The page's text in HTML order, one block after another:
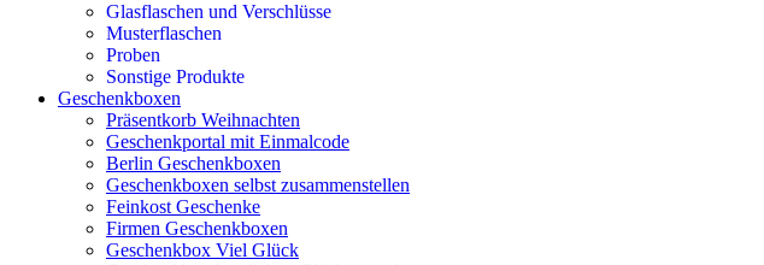
Glasflaschen und Verschlüsse
Musterflaschen
Proben
Sonstige Produkte
Geschenkboxen
Präsentkorb Weihnachten
Geschenkportal mit Einmalcode
Berlin Geschenkboxen
Geschenkboxen selbst zusammenstellen
Feinkost Geschenke
Firmen Geschenkboxen
Geschenkbox Viel Glück